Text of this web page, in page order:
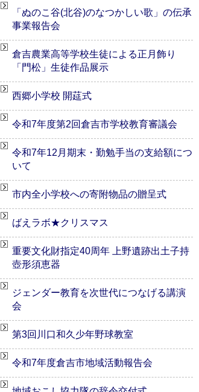
「ぬのこ谷(北谷)のなつかしい歌」の伝承
事業報告会
倉吉農業高等学校生徒による正月飾り
「門松」生徒作品展示
西郷小学校 開莚式
令和7年度第2回倉吉市学校教育審議会
令和7年12月期末・勤勉手当の支給額につ
いて
市内全小学校への寄附物品の贈呈式
ばえラボ★クリスマス
重要文化財指定40周年 上野遺跡出土子持
壺形須恵器
ジェンダー教育を次世代につなげる講演
会
第3回川口和久少年野球教室
令和7年度倉吉市地域活動報告会